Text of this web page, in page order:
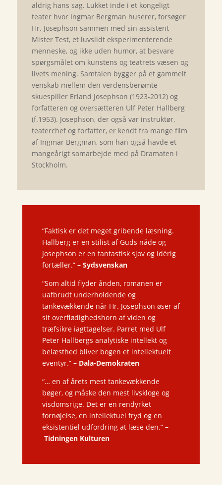
aldrig hans sag. Lukket inde i et kongeligt
teater hvor Ingmar Bergman huserer, forsøger
Hr. Josephson sammen med sin assistent
Mister Test, et luvslidt eksperimenterende
menneske, og ikke uden humor, at besvare
spørgsmålet om kunstens og teatrets væsen og
livets mening. Samtalen bygger på et gammelt
venskab mellem den verdensberømte
skuespiller Erland Josephson (1923-2012) og
forfatteren og oversætteren Ulf Peter Hallberg
(f.1953). Josephson, der også var instruktør,
teaterchef og forfatter, er kendt fra mange film
af Ingmar Bergman, som han også havde et
mangeårigt samarbejde med på Dramaten i
Stockholm.
“Faktisk er det meget gribende læsning.
Hallberg er en stilist af Guds nåde og
Josephson er en fantastisk sjov og idérig
fortæller.” –Sydsvenskan
“Som altid flyder ånden, romanen er
uafbrudt underholdende og
tankevækkende når Hr. Josephson øser af
sit overflødighedshorn af viden og
træfsikre iagttagelser. Parret med Ulf
Peter Hallbergs analytiske intellekt og
belæsthed bliver bogen et intellektuelt
eventyr.” –Dala-Demokraten
“… en af årets mest tankevækkende
bøger, og måske den mest livskloge og
visdomsrige. Det er en rendyrket
fornøjelse, en intellektuel fryd og en
eksistentiel udfordring at læse den.” –
Tidningen Kulturen